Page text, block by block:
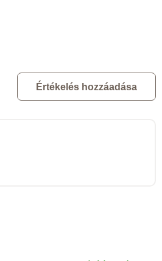
Értékelés hozzáadása